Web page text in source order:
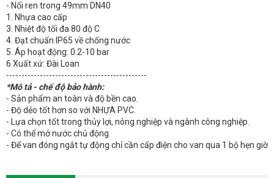
- Nối ren trong 49mm DN40
1. Nhựa cao cấp
3. Nhiệt độ tối đa 80 độ C
4. Đạt chuẩn IP65 về chống nước
5. Áp hoạt động: 0.2-10 bar
6 Xuất xứ: Đài Loan
----------------------------------------------
*Mô tả - chế độ bảo hành:
- Sản phẩm an toàn và độ bền cao.
- Độ dẻo tốt hơn so với NHỰA PVC.
- Lựa chọn tốt trong thủy lợi, nông nghiệp và ngành công nghiệp.
- Có thể mở nước chủ động
- Để van đóng ngắt tự động chỉ cần cấp điện cho van qua 1 bộ hẹn giờ